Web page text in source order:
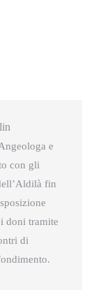
e
con gli
fin
doni tramite
di